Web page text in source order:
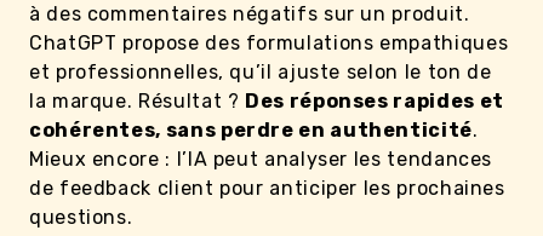
à des commentaires négatifs sur un produit.
ChatGPT propose des formulations empathiques
et professionnelles, qu’il ajuste selon le ton de
la marque. Résultat ? Des réponses rapides et
cohérentes, sans perdre en authenticité.
Mieux encore : l’IA peut analyser les tendances
de feedback client pour anticiper les prochaines
questions.